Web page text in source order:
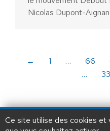
Nicolas Dupont-
← 1 … 66
…
LIBÉRER
JE FAIS
Ce site utilise des cookies et